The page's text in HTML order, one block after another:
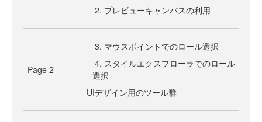
2. プレビューキャンパスの利用
Page 2
3. マウスポイントでのロール選択
4. スタイルエクスプローラでのロール
選択
UIデザイン用のツール群